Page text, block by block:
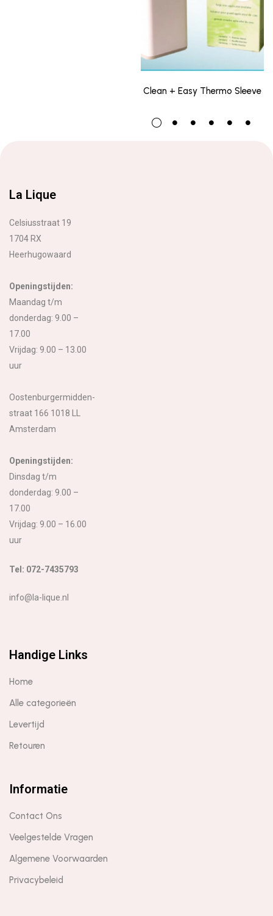
Clean + Easy Thermo Sleeve
La Lique
Celsiusstraat 19
1704 RX
Heerhugowaard
Openingstijden:
Maandag t/m
donderdag: 9.00 –
17.00
Vrijdag: 9.00 – 13.00
uur
Oostenburgermidden-
straat 166 1018 LL
Amsterdam
Openingstijden:
Dinsdag t/m
donderdag: 9.00 –
17.00
Vrijdag: 9.00 – 16.00
uur
Tel: 072-7435793
info@la-lique.nl
Handige Links
Home
Alle categorieën
Levertijd
Retouren
Informatie
Contact Ons
Veelgestelde Vragen
Algemene Voorwaarden
Privacybeleid